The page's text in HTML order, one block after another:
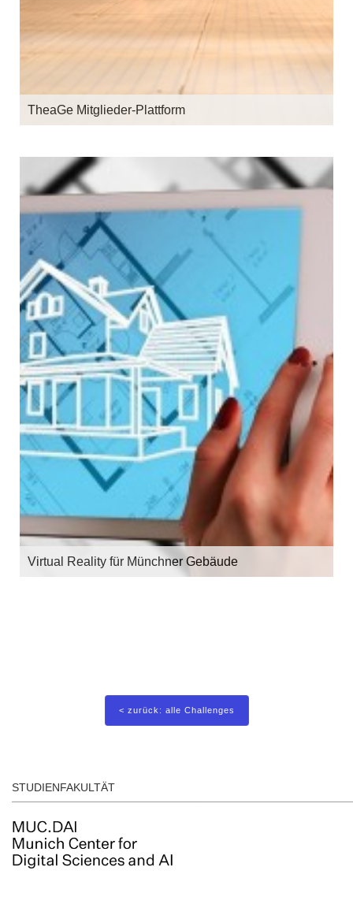
TheaGe Mitglieder-Plattform
Virtual Reality für Münchner Gebäude
< zurück: alle Challenges
STUDIENFAKULTÄT